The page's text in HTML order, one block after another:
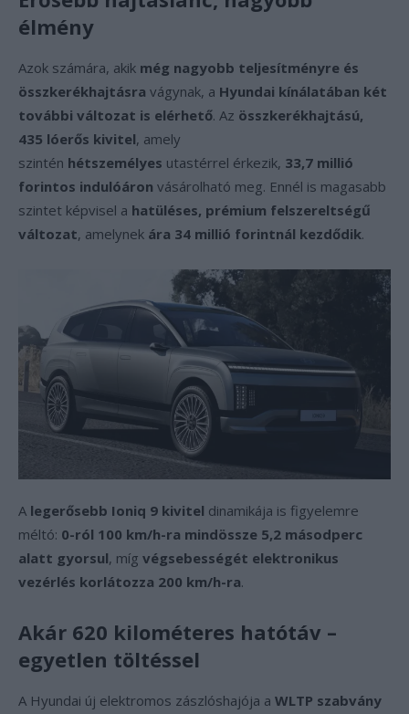
élmény
Azok számára, akik még nagyobb teljesítményre és
összkerékhajtásra vágynak, a Hyundai kínálatában két
további változat is elérhető. Az összkerékhajtású,
435 lóerős kivitel, amely
szintén hétszemélyes utastérrel érkezik, 33,7 millió
forintos indulóáron vásárolható meg. Ennél is magasabb
szintet képvisel a hatüléses, prémium felszereltségű
változat, amelynek ára 34 millió forintnál kezdődik.
A legerősebb Ioniq 9 kivitel dinamikája is figyelemre
méltó: 0-ról 100 km/h-ra mindössze 5,2 másodperc
alatt gyorsul, míg végsebességét elektronikus
vezérlés korlátozza 200 km/h-ra.
Akár 620 kilométeres hatótáv –
egyetlen töltéssel
A Hyundai új elektromos zászlóshajója a WLTP szabvány